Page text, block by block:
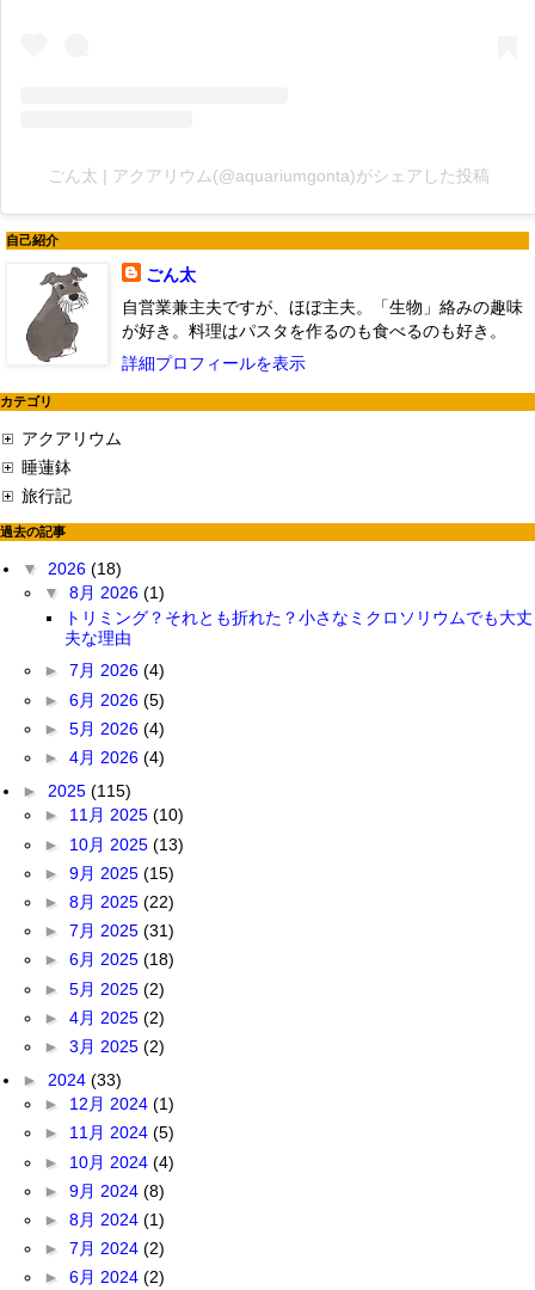
ごん太 | アクアリウム(@aquariumgonta)がシェアした投稿
自己紹介
ごん太
自営業兼主夫ですが、ほぼ主夫。「生物」絡みの趣味
が好き。料理はパスタを作るのも食べるのも好き。
詳細プロフィールを表示
カテゴリ
アクアリウム
睡蓮鉢
旅行記
過去の記事
▼ 2026 (18)
▼ 8月 2026 (1)
トリミング？それとも折れた？小さなミクロソリウムでも大丈
夫な理由
► 7月 2026 (4)
► 6月 2026 (5)
► 5月 2026 (4)
► 4月 2026 (4)
► 2025 (115)
► 11月 2025 (10)
► 10月 2025 (13)
► 9月 2025 (15)
► 8月 2025 (22)
► 7月 2025 (31)
► 6月 2025 (18)
► 5月 2025 (2)
► 4月 2025 (2)
► 3月 2025 (2)
► 2024 (33)
► 12月 2024 (1)
► 11月 2024 (5)
► 10月 2024 (4)
► 9月 2024 (8)
► 8月 2024 (1)
► 7月 2024 (2)
► 6月 2024 (2)